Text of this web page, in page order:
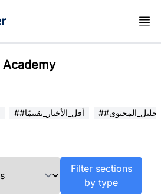
Academy
##أقل_الأخبار_تقييمًا ##تحليل_المحتوى
Filter sections
by type